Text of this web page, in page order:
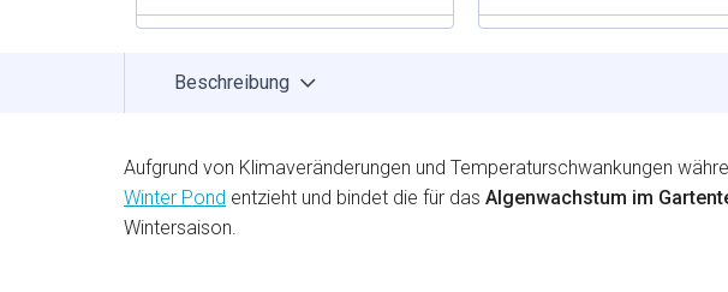
3000-g-Packung = für
von 60 m
Anwendung nach der
Winterfestmachung des
Teiches
500-g-Packung = für
Anwendung nach der
Winterfestmachung des
Beschreibung
Aufgrund von Klimaveränderungen und Temperaturschwankungen
Winter Pond entzieht und bindet die für das Algenwachstum im
Wintersaison.